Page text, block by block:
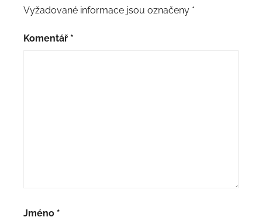
Vyžadované informace jsou označeny *
Komentář *
Jméno *